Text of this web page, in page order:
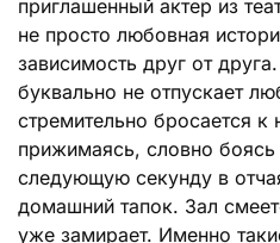
приглашенный актер из
не просто любовная
зависимость друг от
буквально не отпускает
стремительно бросается
прижимаясь, словно боясь
следующую секунду в
домашний тапок. Зал
уже замирает. Именно